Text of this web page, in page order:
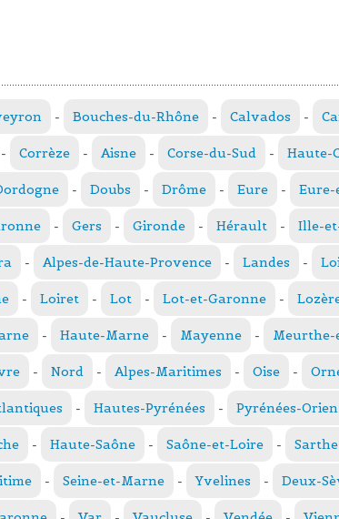
- Bouches-du-Rhône - Calvados -
- Corrèze - Aisne - Corse-du-Sud - Haute-
- Doubs - Drôme - Eure -
- Gers - Gironde - Hérault - Ille-
- Alpes-de-Haute-Provence - Landes -
- Loiret - Lot - Lot-et-Garonne -
- Haute-Marne - Mayenne - Meurthe-
- Nord - Alpes-Maritimes - Oise -
- Hautes-Pyrénées - Pyrénées-
- Haute-Saône - Saône-et-Loire - Sarthe
- Seine-et-Marne - Yvelines - Deux-